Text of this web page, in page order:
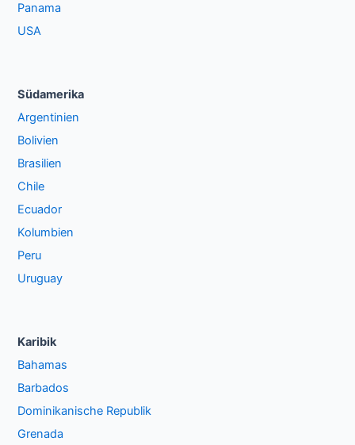
Panama
USA
Südamerika
Argentinien
Bolivien
Brasilien
Chile
Ecuador
Kolumbien
Peru
Uruguay
Karibik
Bahamas
Barbados
Dominikanische Republik
Grenada